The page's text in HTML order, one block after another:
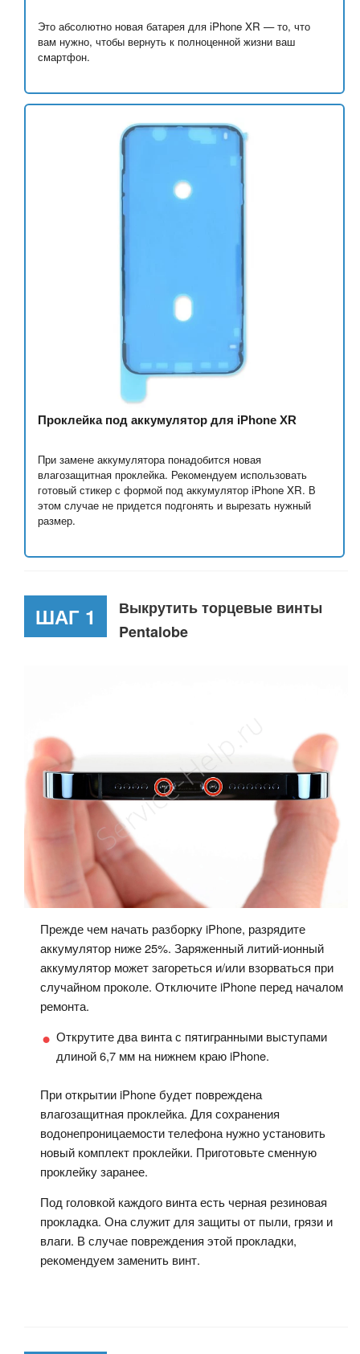
Это абсолютно новая батарея для iPhone XR — то, что
вам нужно, чтобы вернуть к полноценной жизни ваш
смартфон.
Проклейка под аккумулятор для iPhone XR
При замене аккумулятора понадобится новая
влагозащитная проклейка. Рекомендуем использовать
готовый стикер с формой под аккумулятор iPhone XR. В
этом случае не придется подгонять и вырезать нужный
размер.
ШАГ 1
Выкрутить торцевые винты
Pentalobe
Прежде чем начать разборку iPhone, разрядите
аккумулятор ниже 25%. Заряженный литий-ионный
аккумулятор может загореться и/или взорваться при
случайном проколе. Отключите iPhone перед началом
ремонта.
Открутите два винта с пятигранными выступами
длиной 6,7 мм на нижнем краю iPhone.
При открытии iPhone будет повреждена
влагозащитная проклейка. Для сохранения
водонепроницаемости телефона нужно установить
новый комплект проклейки. Приготовьте сменную
проклейку заранее.
Под головкой каждого винта есть черная резиновая
прокладка. Она служит для защиты от пыли, грязи и
влаги. В случае повреждения этой прокладки,
рекомендуем заменить винт.